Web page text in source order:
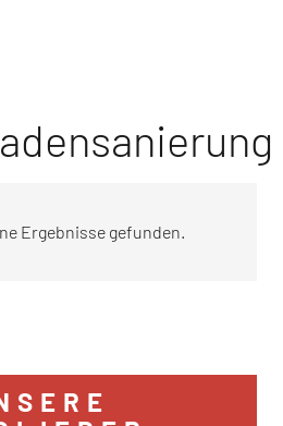
Ergebnisse gefunden.